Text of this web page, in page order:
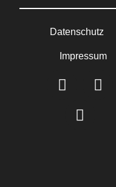
Datenschutz
Impressum